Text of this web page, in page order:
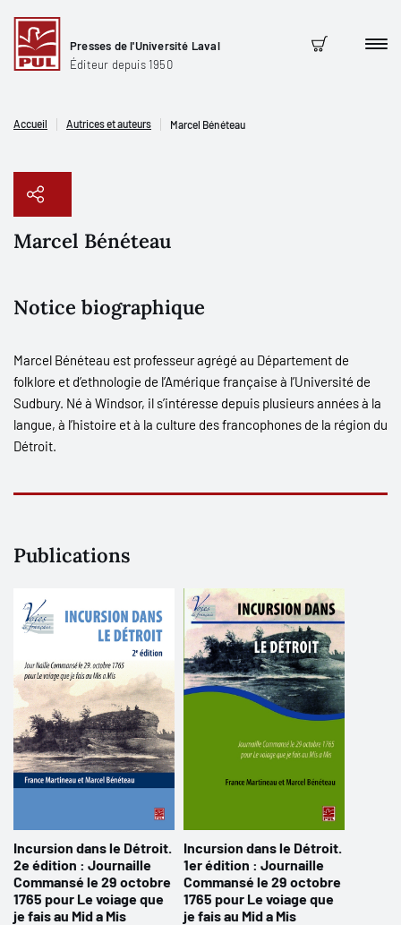
Presses de l'Université Laval
Éditeur depuis 1950
Panier
Accueil Autrices et auteurs Marcel Bénéteau
Marcel Bénéteau
Notice biographique
Marcel Bénéteau est professeur agrégé au Département de
folklore et d’ethnologie de l’Amérique française à l’Université de
Sudbury. Né à Windsor, il s’intéresse depuis plusieurs années à la
langue, à l’histoire et à la culture des francophones de la région du
Détroit.
Publications
Incursion dans le Détroit.
2e édition : Journaille
Commansé le 29 octobre
1765 pour Le voiage que
je fais au Mid a Mis
Incursion dans le Détroit.
1er édition : Journaille
Commansé le 29 octobre
1765 pour Le voiage que
je fais au Mid a Mis